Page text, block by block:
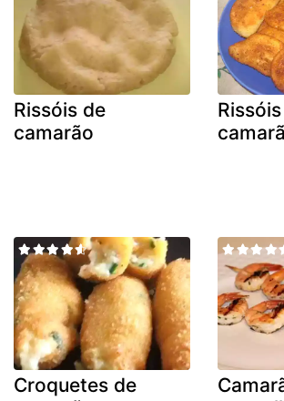
Rissóis de
camarão
Croquetes de